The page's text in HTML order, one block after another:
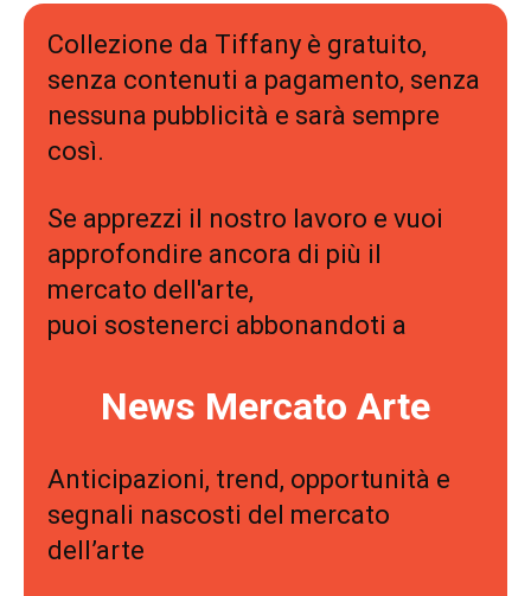
Collezione da Tiffany è gratuito,
senza contenuti a pagamento, senza
nessuna pubblicità e sarà sempre
così.
Se apprezzi il nostro lavoro e vuoi
approfondire ancora di più il
mercato dell'arte,
puoi sostenerci abbonandoti a
News Mercato Arte
Anticipazioni, trend, opportunità e
segnali nascosti del mercato
dell’arte